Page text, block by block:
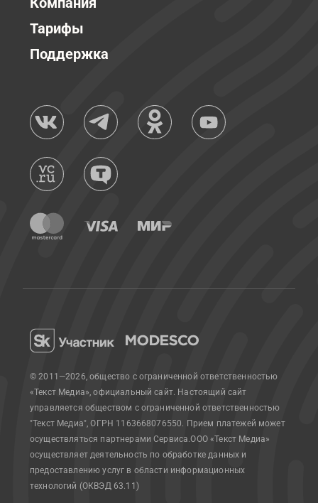
Тарифы
Поддержка
© 2011—2026, общество с ограниченной ответственностью
«Текст Медиа», официальный сайт. Настоящий сайт
управляется обществом с ограниченной ответственностью
"Текст Медиа", ОГРН 1163668076550. Прием платежей может
осуществляться партнерами Сервиса.ООО «Текст Медиа»
осуществляет деятельность по обработке данных и
предоставлению услуг в области информационных
технологий (ОКВЭД 63.11)